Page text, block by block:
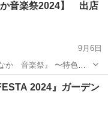
か音楽祭2024】 出店
9月6日
か 音楽祭』 〜特色を
楽をあふれさせる〜
テージを設け、様々な
2024』ガーデン